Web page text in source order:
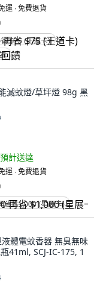
運 ∙ 免費退貨
$75 (王道卡)
滅蚊燈/草坪燈 98g 黑
預計送達
運 ∙ 免費退貨
省 $1,000 (星展卡)
體電蚊香器 無臭無味
41ml, SCJ-IC-175, 1